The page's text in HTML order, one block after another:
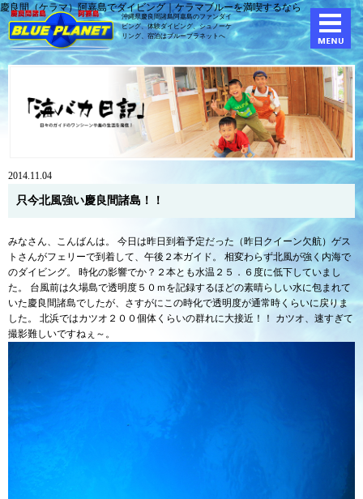
慶良間（ケラマ）阿嘉島でダイビング｜ケラマブルーを満喫するなら
沖縄県慶良間諸島阿嘉島のファンダイ
ビング、体験ダイビング、シュノーケ
リング、宿泊はブループラネットへ
2014.11.04
只今北風強い慶良間諸島！！
みなさん、こんばんは。 今日は昨日到着予定だった（昨日クイーン欠航）ゲス
トさんがフェリーで到着して、午後２本ガイド。 相変わらず北風が強く内海で
のダイビング。 時化の影響でか？２本とも水温２５．６度に低下していまし
た。 台風前は久場島で透明度５０ｍを記録するほどの素晴らしい水に包まれて
いた慶良間諸島でしたが、さすがにこの時化で透明度が通常時くらいに戻りま
した。 北浜ではカツオ２００個体くらいの群れに大接近！！ カツオ、速すぎて
撮影難しいですねぇ～。